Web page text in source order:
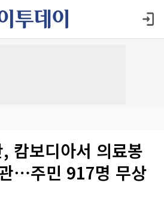
캄보디아서 의료봉
⋯주민 917명 무상